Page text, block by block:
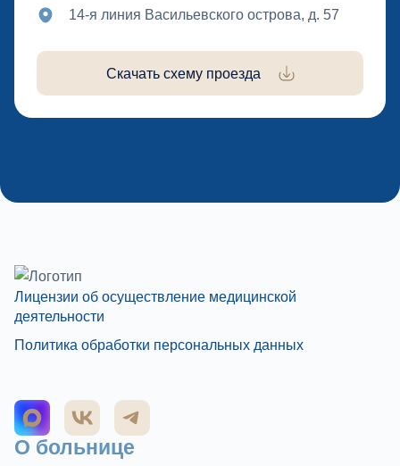
14-я линия Васильевского острова, д. 57
Скачать схему проезда
Лицензии об осуществление медицинской
деятельности
Политика обработки персональных данных
О больнице